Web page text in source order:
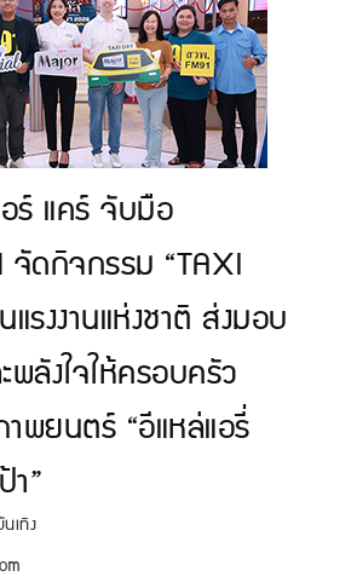
ร์ แคร์ จับมือ
จัดกิจกรรม “TAXI
แรงงานแห่งชาติ ส่งมอบ
พลังใจให้ครอบครัว
พยนตร์ “อีแหล่แอรี่
า”
เทิง